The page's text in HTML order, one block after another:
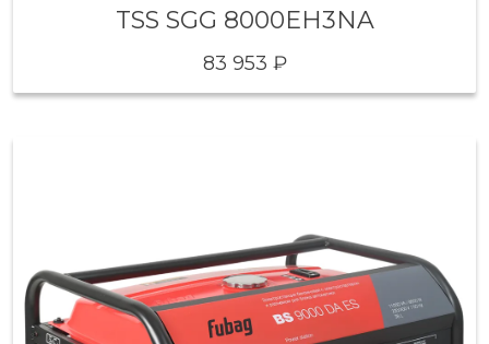
TSS SGG 8000EH3NA
83 953 ₽